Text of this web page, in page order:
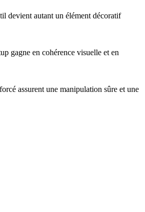
devient autant un élément décoratif
gagne en cohérence visuelle et en
assurent une manipulation sûre et une